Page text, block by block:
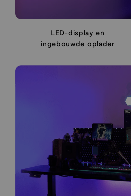
LED-display en
ingebouwde oplader